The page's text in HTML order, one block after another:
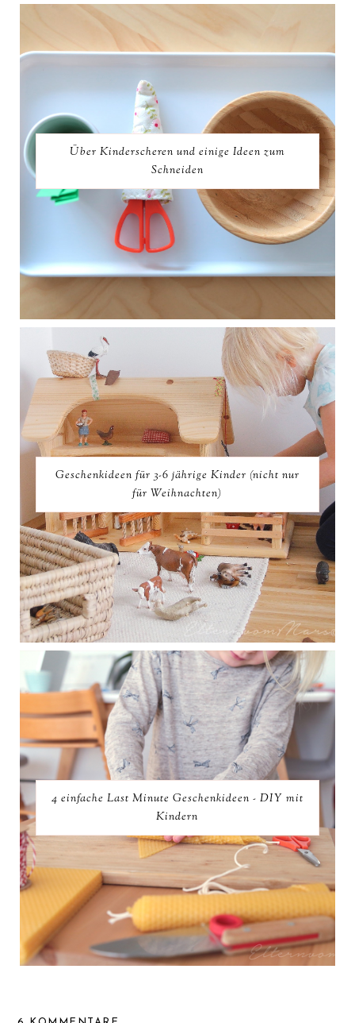
Über Kinderscheren und einige Ideen zum
Schneiden
Geschenkideen für 3-6 jährige Kinder (nicht nur
für Weihnachten)
4 einfache Last Minute Geschenkideen - DIY mit
Kindern